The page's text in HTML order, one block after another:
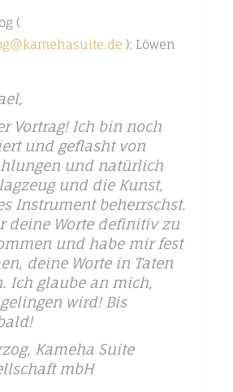
(
): Löwen
Vortrag! Ich bin noch
und geflasht von
und natürlich
und die Kunst,
Instrument beherrschst.
deine Worte definitiv zu
und habe mir fest
deine Worte in Taten
Ich glaube an mich,
wird! Bis
Kameha Suite
mbH